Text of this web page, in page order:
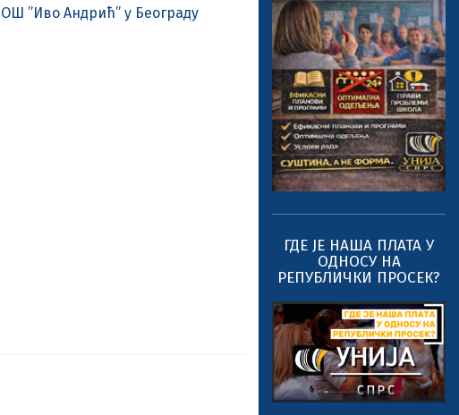
”Иво Андрић” у Београду
ГДЕ ЈЕ НАША ПЛАТА У
ОДНОСУ НА
РЕПУБЛИЧКИ ПРОСЕК?